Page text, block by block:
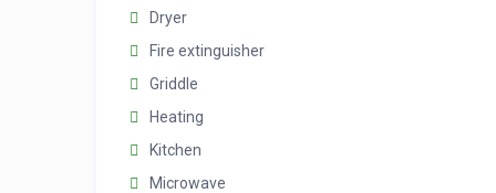
Dryer
Fire extinguisher
Griddle
Heating
Kitchen
Microwave